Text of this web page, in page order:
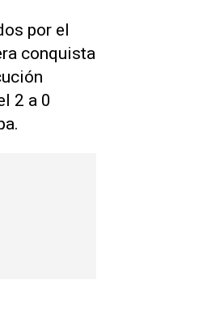
por el
conquista
2 a 0